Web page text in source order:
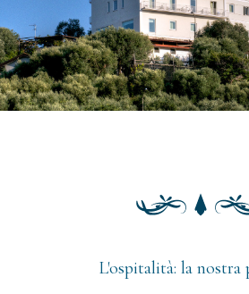
L'ospitalità: la nostra